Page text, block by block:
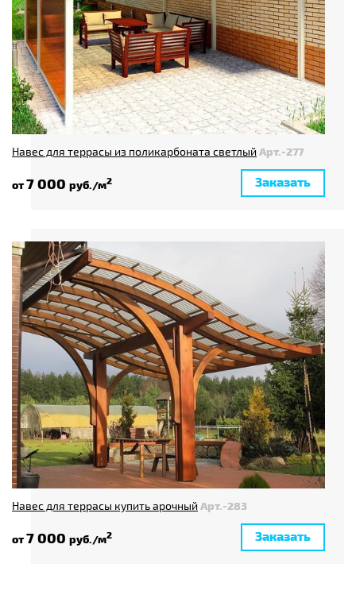
Навес для террасы из поликарбоната светлыйАрт.-277
от7 000 руб./м2 Заказать
Навес для террасы купить арочныйАрт.-283
от7 000 руб./м2 Заказать